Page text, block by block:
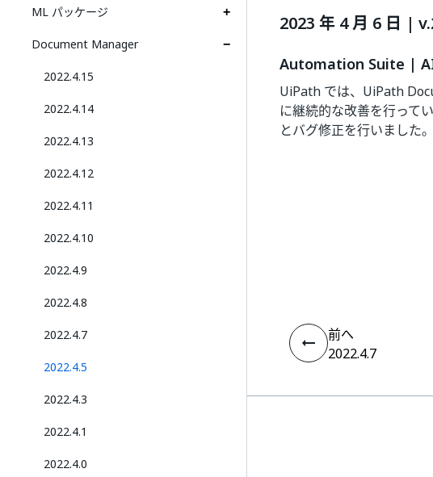
ML パッケージ
Document Manager
2022.4.15
2022.4.14
2022.4.13
2022.4.12
2022.4.11
2022.4.10
2022.4.9
2022.4.8
2022.4.7
2022.4.5
2022.4.3
2022.4.1
2022.4.0
2023 年 4 月 6 日 |
Automation Suite | AI
UiPath では、UiPath
に継続的な改善を行って
とバグ修正を行いました。
前へ
2022.4.7